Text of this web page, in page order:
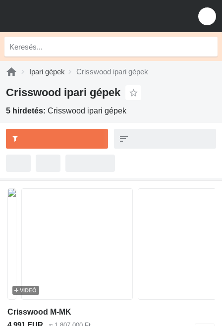
Ipari gépek Crisswood ipari gépek
Crisswood ipari gépek
5 hirdetés: Crisswood ipari gépek
VIDEÓ
Crisswood M-MK